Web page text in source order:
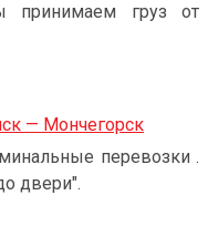
принимаем груз от
— Мончегорск
перевозки .
двери".